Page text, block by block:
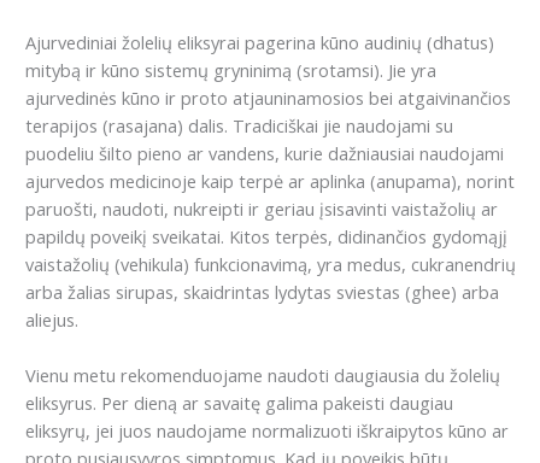
Ajurvediniai žolelių eliksyrai pagerina kūno audinių (dhatus)
mitybą ir kūno sistemų gryninimą (srotamsi). Jie yra
ajurvedinės kūno ir proto atjauninamosios bei atgaivinančios
terapijos (rasajana) dalis. Tradiciškai jie naudojami su
puodeliu šilto pieno ar vandens, kurie dažniausiai naudojami
ajurvedos medicinoje kaip terpė ar aplinka (anupama), norint
paruošti, naudoti, nukreipti ir geriau įsisavinti vaistažolių ar
papildų poveikį sveikatai. Kitos terpės, didinančios gydomąjį
vaistažolių (vehikula) funkcionavimą, yra medus, cukranendrių
arba žalias sirupas, skaidrintas lydytas sviestas (ghee) arba
aliejus.
Vienu metu rekomenduojame naudoti daugiausia du žolelių
eliksyrus. Per dieną ar savaitę galima pakeisti daugiau
eliksyrų, jei juos naudojame normalizuoti iškraipytos kūno ar